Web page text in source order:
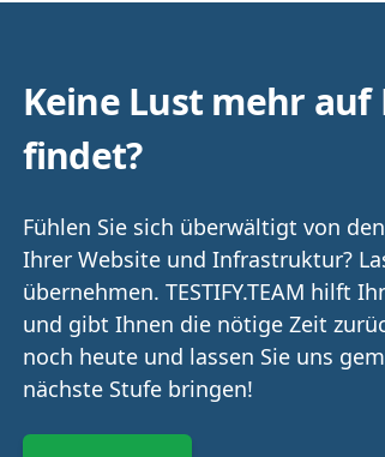
Keine Lust mehr
findet?
Fühlen Sie sich überwältigt von
Ihrer Website und Infrastruktur?
übernehmen. TESTIFY.TEAM hilft
und gibt Ihnen die nötige Zeit
noch heute und lassen Sie uns
nächste Stufe bringen!